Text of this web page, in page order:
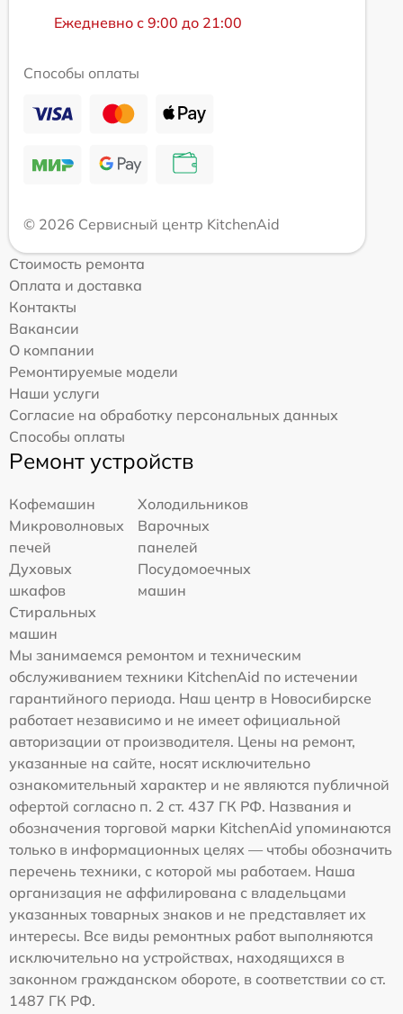
Ежедневно с 9:00 до 21:00
Способы оплаты
© 2026 Сервисный центр KitchenAid
Стоимость ремонта
Оплата и доставка
Контакты
Вакансии
О компании
Ремонтируемые модели
Наши услуги
Согласие на обработку персональных данных
Способы оплаты
Ремонт устройств
Кофемашин
Холодильников
Микроволновых
печей
Варочных
панелей
Духовых
шкафов
Посудомоечных
машин
Стиральных
машин
Мы занимаемся ремонтом и техническим
обслуживанием техники KitchenAid по истечении
гарантийного периода. Наш центр в Новосибирске
работает независимо и не имеет официальной
авторизации от производителя. Цены на ремонт,
указанные на сайте, носят исключительно
ознакомительный характер и не являются публичной
офертой согласно п. 2 ст. 437 ГК РФ. Названия и
обозначения торговой марки KitchenAid упоминаются
только в информационных целях — чтобы обозначить
перечень техники, с которой мы работаем. Наша
организация не аффилирована с владельцами
указанных товарных знаков и не представляет их
интересы. Все виды ремонтных работ выполняются
исключительно на устройствах, находящихся в
законном гражданском обороте, в соответствии со ст.
1487 ГК РФ.